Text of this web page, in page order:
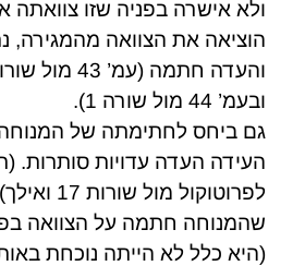
ולא אישרה בפניה שזו
הוציאה את הצוואה מהמגירה,
ובעמ’ 44 מול שורה 1).
גם ביחס לחתימתה של
לפרוטוקול
שהמנוחה חתמה על הצוואה
(היא כלל לא הייתה נוכחת